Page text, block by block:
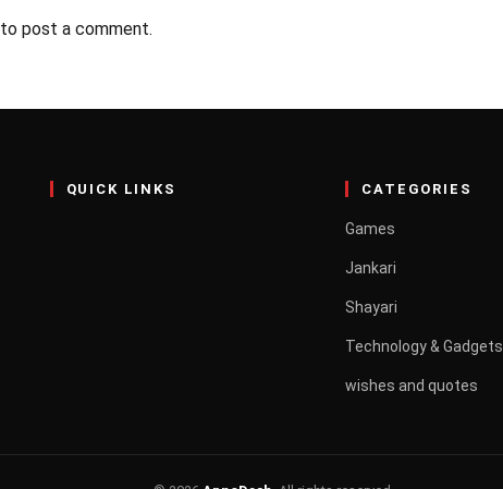
to post a comment.
QUICK LINKS CATEGORIES
Games
Jankari
Shayari
Technology & Gadgets
wishes and quotes